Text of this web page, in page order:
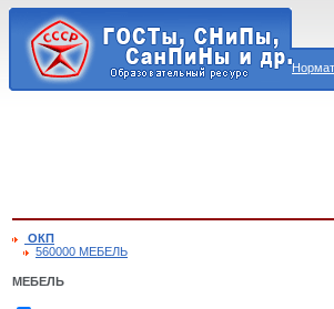
ОКП
560000 МЕБЕЛЬ
МЕБЕЛЬ